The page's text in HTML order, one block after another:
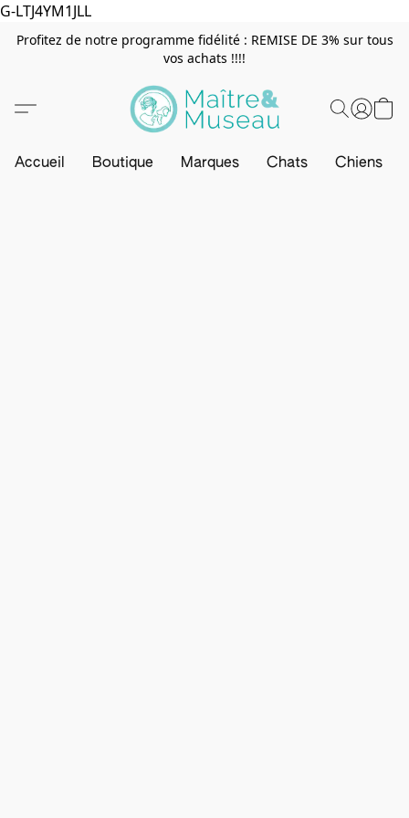
G-LTJ4YM1JLL
Profitez de notre programme fidélité : REMISE DE 3% sur tous
vos achats !!!!
Accueil Boutique Marques Chats Chiens